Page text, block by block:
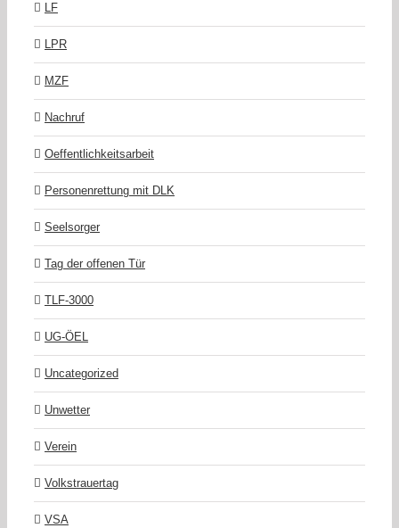
LF
LPR
MZF
Nachruf
Oeffentlichkeitsarbeit
Personenrettung mit DLK
Seelsorger
Tag der offenen Tür
TLF-3000
UG-ÖEL
Uncategorized
Unwetter
Verein
Volkstrauertag
VSA